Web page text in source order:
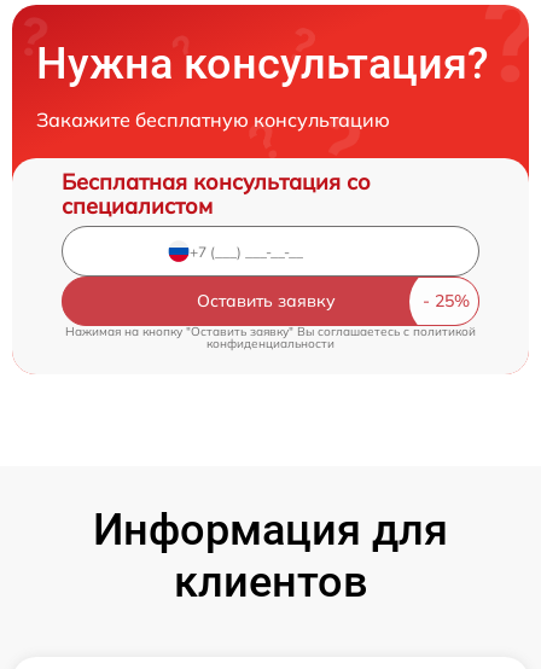
Нужна консультация?
Закажите бесплатную консультацию
Бесплатная консультация со
специалистом
Оставить заявку
Нажимая на кнопку "Оставить заявку" Вы соглашаетесь c политикой
конфиденциальности
Информация для
клиентов